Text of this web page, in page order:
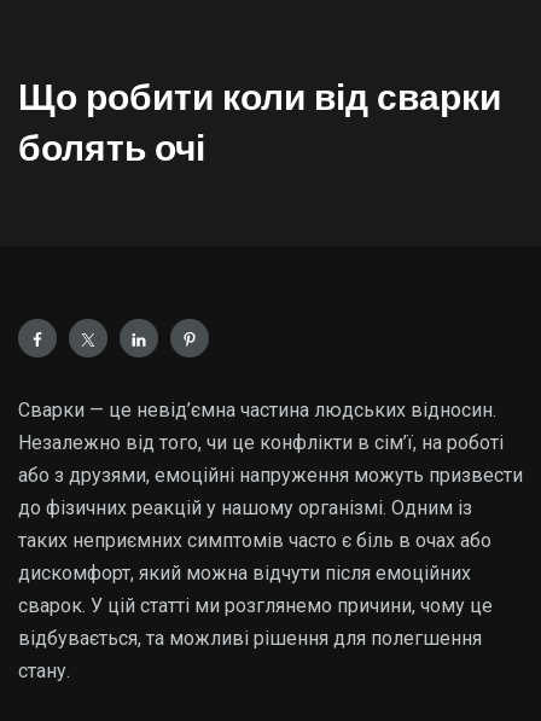
Що робити коли від сварки
болять очі
Сварки — це невід’ємна частина людських відносин.
Незалежно від того, чи це конфлікти в сім’ї, на роботі
або з друзями, емоційні напруження можуть призвести
до фізичних реакцій у нашому організмі. Одним із
таких неприємних симптомів часто є біль в очах або
дискомфорт, який можна відчути після емоційних
сварок. У цій статті ми розглянемо причини, чому це
відбувається, та можливі рішення для полегшення
стану.